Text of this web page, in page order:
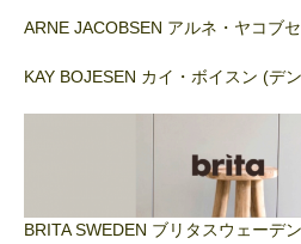
ARNE JACOBSEN アルネ・ヤコブ
KAY BOJESEN カイ・ボイスン (デン
BRITA SWEDEN ブリタスウェーデン